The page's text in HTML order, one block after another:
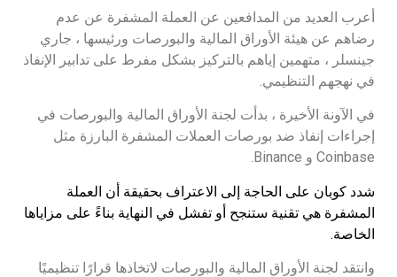
أعرب العديد من المدافعين عن العملة المشفرة عن عدم
رضاهم عن هيئة الأوراق المالية والبورصات ورئيسها ، جاري
جينسلر ، متهمين إياهم بالتركيز بشكل مفرط على تدابير الإنفاذ
في نهجهم التنظيمي.
في الآونة الأخيرة ، بدأت لجنة الأوراق المالية والبورصات في
إجراءات إنفاذ ضد بورصات العملات المشفرة البارزة مثل
Coinbase و Binance.
شدد كوبان على الحاجة إلى الاعتراف بحقيقة أن العملة
المشفرة هي تقنية ستنجح أو تفشل في النهاية بناءً على مزاياها
الخاصة.
وانتقد لجنة الأوراق المالية والبورصات لاتخاذها قرارًا تنظيميًا